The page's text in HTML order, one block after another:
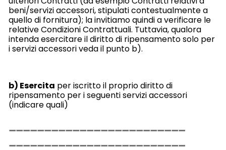
beni/servizi accessori, stipulati contestualmente a
quello di fornitura); la invitiamo quindi a verificare le
relative Condizioni Contrattuali. Tuttavia, qualora
intenda esercitare il diritto di ripensamento solo per
i servizi accessori veda il punto b).
b) Esercita per iscritto il proprio diritto di
ripensamento per i seguenti servizi accessori
(indicare quali)